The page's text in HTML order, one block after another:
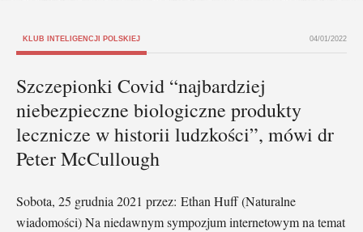
KLUB INTELIGENCJI POLSKIEJ 04/01/2022
Szczepionki Covid “najbardziej
niebezpieczne biologiczne produkty
lecznicze w historii ludzkości”, mówi dr
Peter McCullough
Sobota, 25 grudnia 2021 przez: Ethan Huff (Naturalne
wiadomości) Na niedawnym sympozjum internetowym na temat